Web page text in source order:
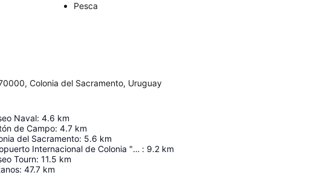
Pesca
Colonia del Sacramento, Uruguay
Naval: 4.6 km
de Campo: 4.7 km
del Sacramento: 5.6 km
Aeropuerto Internacional de Colonia "Laguna de los Patos" : 9.2 km
Tourn: 11.5 km
: 47.7 km